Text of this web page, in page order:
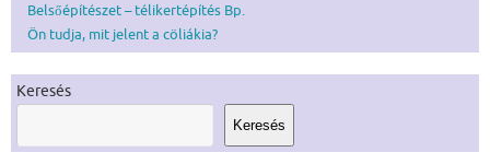
Belsőépítészet – télikertépítés Bp.
Ön tudja, mit jelent a cöliákia?
Keresés
Keresés